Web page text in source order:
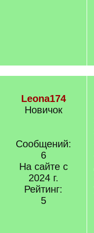
Leona174
Новичок
Сообщений:
6
На сайте с
2024 г.
Рейтинг:
5